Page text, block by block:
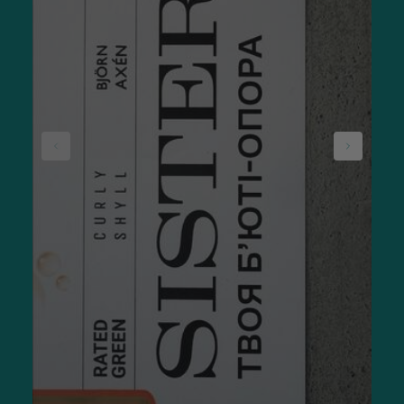
Вибір методу залежить від клінічних показань, очікуваного
результату та готовності до інвазивного втручання. Для
підтримувального догляду рекомендується купити
карбокситерапію для домашнього застосування, а для
виражених результатів необхідним є саме
професійний протокол.
Як діє карбокситерапія
Яку дію має неінвазивна карбокситерапія:
покращує мікроциркуляцію крові та лімфи;
сприяє виробленню колагену та еластину;
освітлює пігментні плями, вирівнює тон шкіри;
усуває набряки, зменшує темні кола під очима;
робить шкіру більш пружною та зволоженою.
Набори можуть мати різний вплив на шкіру. Для зволоження
та живлення шкіри варто обирати комплекти з гіалуроновою
кислотою або рослинними екстрактами. Для боротьби з
пігментацією — набори зі складниками для освітлення,
такими як вітамін С. Для пружності шкіри — набори з
пептидами або колагеном.